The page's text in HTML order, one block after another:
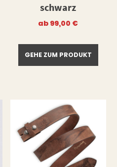
schwarz
ab 99,00 €
GEHE ZUM PRODUKT